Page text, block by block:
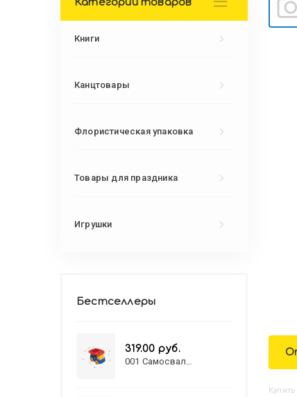
Купить
Категории товаров
Книги
Канцтовары
Флористическая упаковка
Товары для праздника
Игрушки
Бестселлеры
319.00 руб.
001 Самосвал